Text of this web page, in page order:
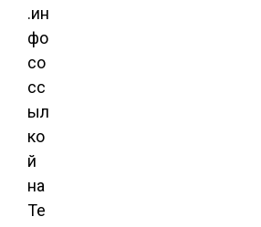
.ин
фо
со
сс
ыл
ко
й
на
Те